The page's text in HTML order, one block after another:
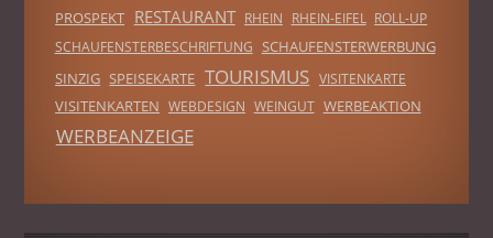
PROSPEKT RESTAURANT RHEIN RHEIN-EIFEL ROLL-UP
SCHAUFENSTERBESCHRIFTUNG SCHAUFENSTERWERBUNG
SINZIG SPEISEKARTE TOURISMUS VISITENKARTE
VISITENKARTEN WEBDESIGN WEINGUT WERBEAKTION
WERBEANZEIGE